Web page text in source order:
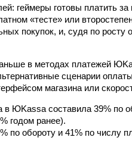
геймеры готовы платить за
«тесте» или
покупок, и, судя по росту
в методах платежей
сценарии
магазина или
в ЮKassa составила 39% по
годом ранее).
по обороту и 41% по числу